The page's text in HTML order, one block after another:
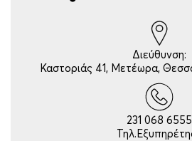
Διεύθυνση:
Καστοριάς 41, Μετέωρα,
231 068 6555